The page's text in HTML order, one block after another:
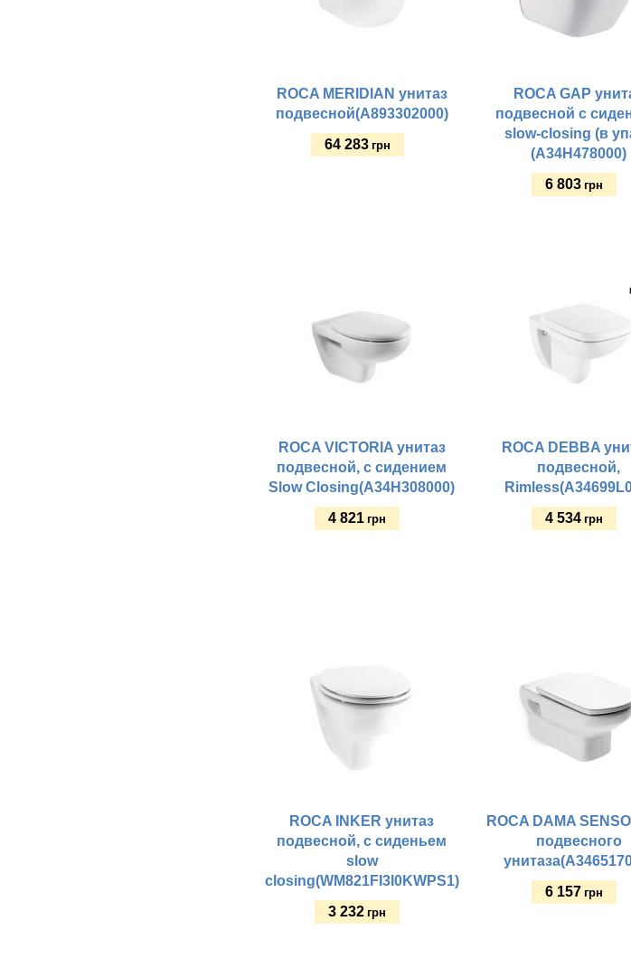
ROCA MERIDIAN унитаз
подвесной(A893302000)
64 283 грн
ROCA GAP
подвесной с
slow-closing (в
(A34H478000)
6 803 грн
ROCA VICTORIA унитаз
подвесной, с сидением
Slow Closing(A34H308000)
4 821 грн
ROCA DEBBA
подвесной,
4 534 грн
ROCA INKER унитаз
подвесной, с сиденьем
slow
closing(WM821FI3I0KWPS1)
3 232 грн
ROCA DAMA
подвесного
6 157 грн